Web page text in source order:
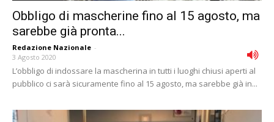
Obbligo di mascherine fino al 15 agosto, ma
sarebbe già pronta...
Redazione Nazionale -
3 Agosto 2020
L’obbligo di indossare la mascherina in tutti i luoghi chiusi aperti al
pubblico ci sarà sicuramente fino al 15 agosto, ma sarebbe già in...